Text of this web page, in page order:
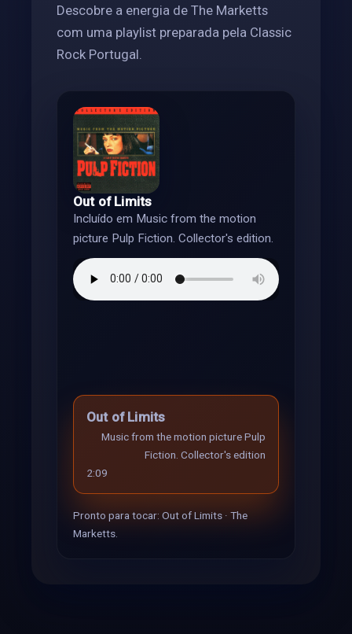
Descobre a energia de The Marketts
com uma playlist preparada pela Classic
Rock Portugal.
Out of Limits
Incluído em Music from the motion
picture Pulp Fiction. Collector's edition.
Out of Limits
Music from the motion picture Pulp
Fiction. Collector's edition
2:09
Pronto para tocar: Out of Limits · The
Marketts.